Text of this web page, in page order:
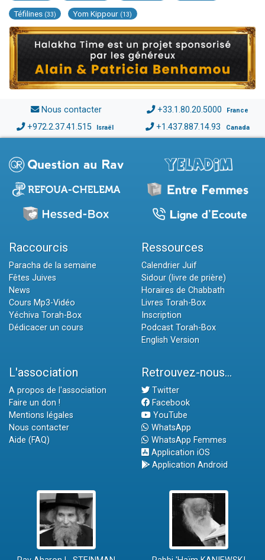
Téfilines (33) Yom Kippour (13)
Nous contacter +33.1.80.20.5000 France
+972.2.37.41.515 Israël +1.437.887.14.93 Canada
Raccourcis
Paracha de la semaine
Fêtes Juives
News
Cours Mp3-Vidéo
Yéchiva Torah-Box
Dédicacer un cours
Ressources
Calendrier Juif
Sidour (livre de prière)
Horaires de Chabbath
Livres Torah-Box
Inscription
Podcast Torah-Box
English Version
L'association
A propos de l'association
Faire un don !
Mentions légales
Nous contacter
Aide (FAQ)
Retrouvez-nous...
Twitter
Facebook
YouTube
WhatsApp
WhatsApp Femmes
Application iOS
Application Android